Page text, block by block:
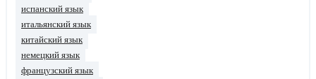
испанский язык
итальянский язык
китайский язык
немецкий язык
французский язык